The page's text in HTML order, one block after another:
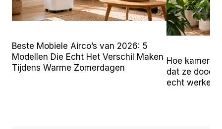
Beste Mobiele Airco’s van 2026: 5
Modellen Die Echt Het Verschil Maken
Tijdens Warme Zomerdagen
Hoe
dat ze
echt werken